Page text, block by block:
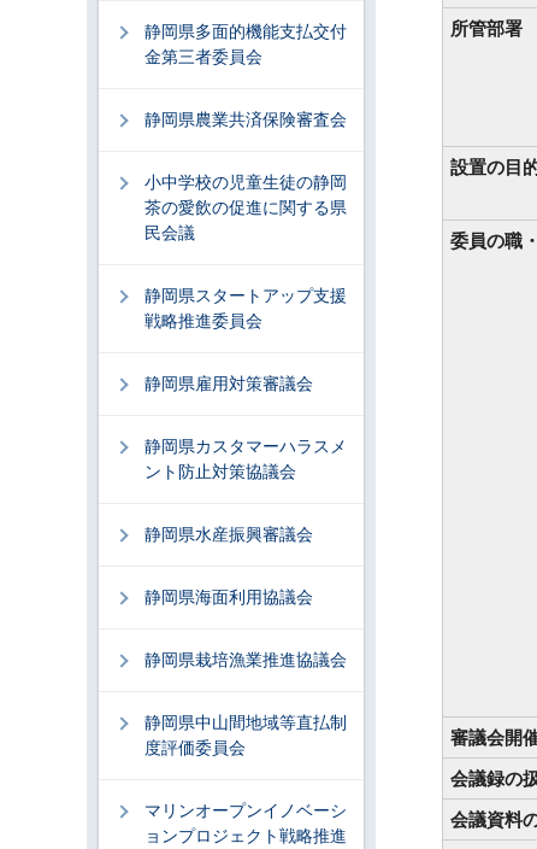
所管部署
設置の目
委員の職
審議会開
会議録の
会議資料
静岡県多面的機能支払交付
金第三者委員会
静岡県農業共済保険審査会
小中学校の児童生徒の静岡
茶の愛飲の促進に関する県
民会議
静岡県スタートアップ支援
戦略推進委員会
静岡県雇用対策審議会
静岡県カスタマーハラスメ
ント防止対策協議会
静岡県水産振興審議会
静岡県海面利用協議会
静岡県栽培漁業推進協議会
静岡県中山間地域等直払制
度評価委員会
マリンオープンイノベーシ
ョンプロジェクト戦略推進